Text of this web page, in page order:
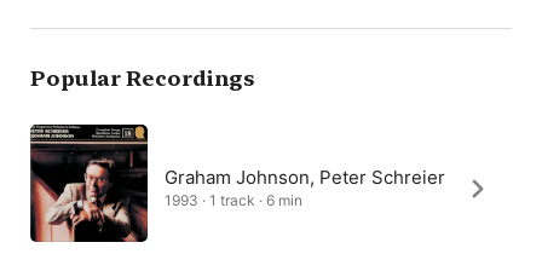
Popular Recordings
Graham Johnson, Peter Schreier
1993 · 1 track · 6 min